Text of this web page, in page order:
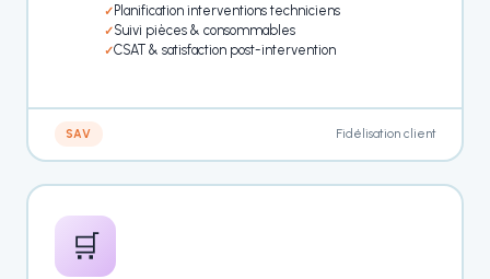
Planification interventions techniciens
Suivi pièces & consommables
CSAT & satisfaction post-intervention
SAV Fidélisation client
🛒